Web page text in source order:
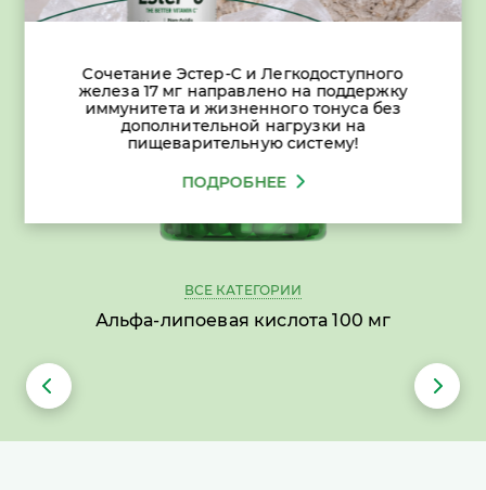
ВСЕ КАТЕГОРИИ
Альфа-липоевая кислота 100 мг
Сочетание Эстер-С и Легкодоступного
железа 17 мг направлено на поддержку
иммунитета и жизненного тонуса без
дополнительной нагрузки на
пищеварительную систему!
ПОДРОБНЕЕ